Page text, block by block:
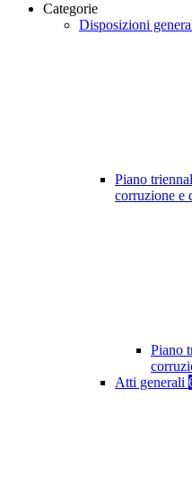
Categorie
Disposizioni
Piano
corruzione e
Piano
Atti generali